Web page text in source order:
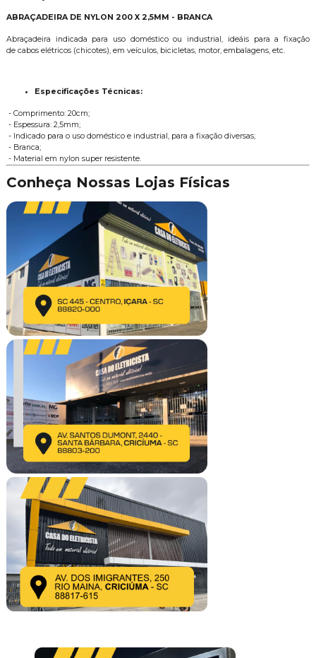
ABRAÇADEIRA DE NYLON 200 X 2,5MM - BRANCA
Abraçadeira indicada para uso doméstico ou industrial, ideáis para a fixação
de cabos elétricos (chicotes), em veículos, bicicletas, motor, embalagens, etc.
Especificações Técnicas:
- Comprimento: 20cm;
- Espessura: 2,5mm;
- Indicado para o uso doméstico e industrial, para a fixação diversas;
- Branca;
- Material em nylon super resistente.
Conheça Nossas Lojas Físicas